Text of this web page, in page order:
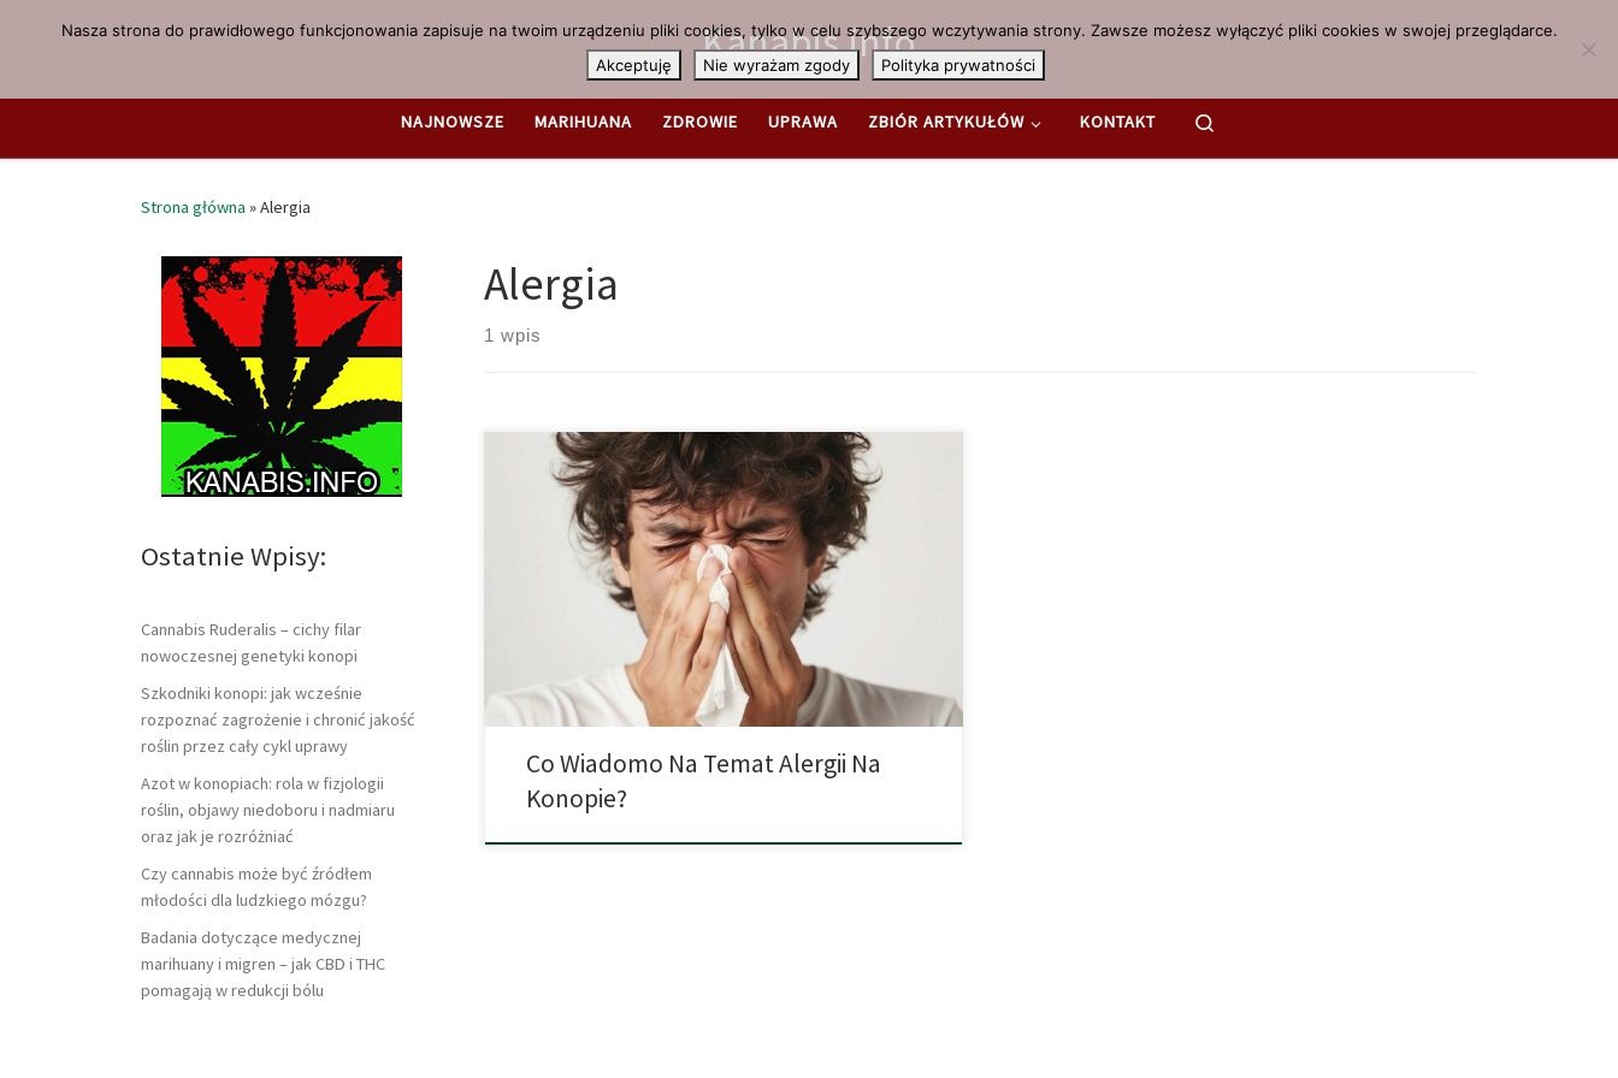
Przejdź do treści Kanabis.info
NAJNOWSZE MARIHUANA ZDROWIE UPRAWA ZBIÓR ARTYKUŁÓW KONTAKT
Strona główna »Alergia
Alergia
1 wpis
Alergia na konopie indyjskie? Tak, ona naprawdę istnieje. Dwa
badania przeglądowe wyjaśniają, co obecnie wiadomo na
temat alergii na konopie indyjskie. Pewna 29-letnia kobieta
odczuwała m.in. swędzenie w gardle i trudności w oddychaniu
bezpośrednio po zażyciu. Już pierwszy joint wywołał u niej
silne reakcje alergiczne. Sprawa została opisana w
Co Wiadomo Na Temat Alergii Na
Konopie?
Ostatnie Wpisy:
Cannabis Ruderalis – cichy filar
nowoczesnej genetyki konopi
Szkodniki konopi: jak wcześnie
rozpoznać zagrożenie i chronić jakość
roślin przez cały cykl uprawy
Azot w konopiach: rola w fizjologii
roślin, objawy niedoboru i nadmiaru
oraz jak je rozróżniać
Czy cannabis może być źródłem
młodości dla ludzkiego mózgu?
Badania dotyczące medycznej
marihuany i migren – jak CBD i THC
pomagają w redukcji bólu
Nasza strona do prawidłowego funkcjonowania zapisuje na twoim urządzeniu pliki cookies, tylko w celu szybszego wczytywania strony. Zawsze możesz wyłączyć pliki cookies w swojej przeglądarce.
Akceptuję
Nie wyrażam zgody Polityka prywatności